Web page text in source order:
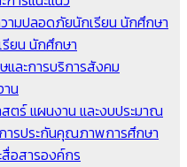
ามปลอดภัยนักเรียน นักศึกษา
ยน นักศึกษา
และการบริการสังคม
น
ร์ แผนงาน และงบประมาณ
ารประกันคุณภาพการศึกษา
อสารองค์กร